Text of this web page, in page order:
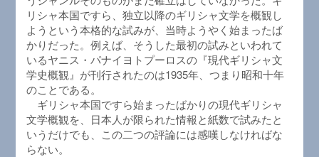
リシャ本国ですら、独立以降のギリシャ文学を概観し
ようという本格的な試みが、当時ようやく始まったば
かりだった。例えば、そうした最初の試みといわれて
いるヤニス・パナイヨトプーロスの『現代ギリシャ文
学史概観』が刊行されたのは1935年、つまり昭和十年
のことである。
ギリシャ本国ですら始まったばかりの現代ギリシャ
文学概観を、日本人が限られた情報と紙数で試みたと
いうだけでも、この二つの評論には感嘆しなければな
らない。